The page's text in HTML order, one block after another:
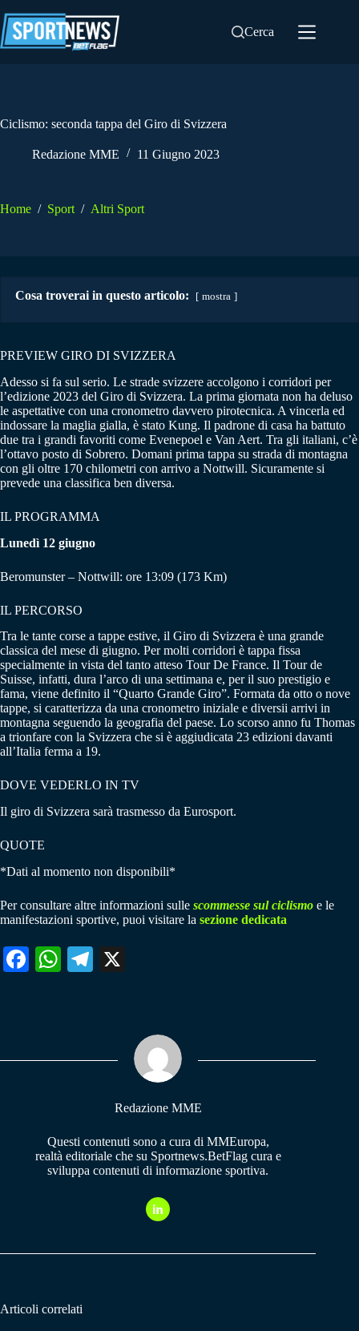
al
contenuto
Cerca
Ciclismo: seconda tappa del Giro di Svizzera
Redazione MME 11 Giugno 2023
Home / Sport / Altri Sport
Cosa troverai in questo articolo: mostra
PREVIEW GIRO DI SVIZZERA
Adesso si fa sul serio. Le strade svizzere accolgono i corridori per
l’edizione 2023 del Giro di Svizzera. La prima giornata non ha deluso
le aspettative con una cronometro davvero pirotecnica. A vincerla ed
indossare la maglia gialla, è stato Kung. Il padrone di casa ha battuto
due tra i grandi favoriti come Evenepoel e Van Aert. Tra gli italiani, c’è
l’ottavo posto di Sobrero. Domani prima tappa su strada di montagna
con gli oltre 170 chilometri con arrivo a Nottwill. Sicuramente si
prevede una classifica ben diversa.
IL PROGRAMMA
Lunedì 12 giugno
Beromunster – Nottwill: ore 13:09 (173 Km)
IL PERCORSO
Tra le tante corse a tappe estive, il Giro di Svizzera è una grande
classica del mese di giugno. Per molti corridori è tappa fissa
specialmente in vista del tanto atteso Tour De France. Il Tour de
Suisse, infatti, dura l’arco di una settimana e, per il suo prestigio e
fama, viene definito il “Quarto Grande Giro”. Formata da otto o nove
tappe, si caratterizza da una cronometro iniziale e diversii arrivi in
montagna seguendo la geografia del paese. Lo scorso anno fu Thomas
a trionfare con la Svizzera che si è aggiudicata 23 edizioni davanti
all’Italia ferma a 19.
DOVE VEDERLO IN TV
Il giro di Svizzera sarà trasmesso da Eurosport.
QUOTE
*Dati al momento non disponibili*
Per consultare altre informazioni sulle scommesse sul ciclismo e le
manifestazioni sportive, puoi visitare la sezione dedicata
Fa W
pp
Te
m
Redazione MME
Questi contenuti sono a cura di MMEuropa,
realtà editoriale che su Sportnews.BetFlag cura e
sviluppa contenuti di informazione sportiva.
Articoli correlati